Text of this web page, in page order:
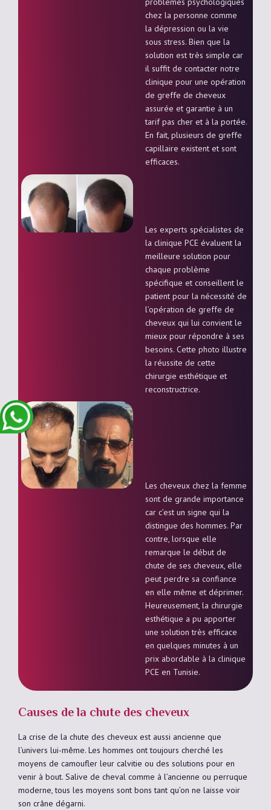
chez la personne comme
la dépression ou la vie
sous stress. Bien que la
solution est très simple car
il suffit de contacter notre
clinique pour une opération
de greffe de cheveux
assurée et garantie à un
tarif pas cher et à la portée.
En fait, plusieurs de greffe
capillaire existent et sont
efficaces.
Les experts spécialistes de
la clinique PCE évaluent la
meilleure solution pour
chaque problème
spécifique et conseillent le
patient pour la nécessité de
l’opération de greffe de
cheveux qui lui convient le
mieux pour répondre à ses
besoins. Cette photo illustre
la réussite de cette
chirurgie esthétique et
reconstructrice.
Les cheveux chez la femme
sont de grande importance
car c’est un signe qui la
distingue des hommes. Par
contre, lorsque elle
remarque le début de
chute de ses cheveux, elle
peut perdre sa confiance
en elle même et déprimer.
Heureusement, la chirurgie
esthétique a pu apporter
une solution très efficace
en quelques minutes à un
prix abordable à la clinique
PCE en Tunisie.
Causes de la chute des cheveux
La crise de la chute des cheveux est aussi ancienne que
l’univers lui-même. Les hommes ont toujours cherché les
moyens de camoufler leur calvitie ou des solutions pour en
venir à bout. Salive de cheval comme à l’ancienne ou perruque
moderne, tous les moyens sont bons tant qu’on ne laisse voir
son crâne dégarni.